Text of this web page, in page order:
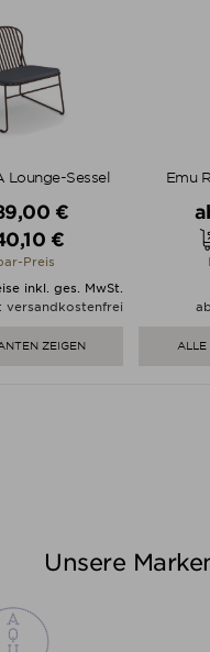
Lounge-Sessel
€
Preis €
Preis
inkl. ges. MwSt.
versandkostenfrei
ZEIGEN
Emu
ALLE
Unsere